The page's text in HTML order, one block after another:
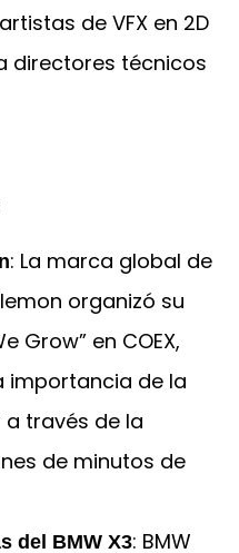
de VFX en 2D
directores técnicos
: La marca global de
organizó su
Grow” en COEX,
importancia de la
a través de la
de minutos de
del BMW X3: BMW